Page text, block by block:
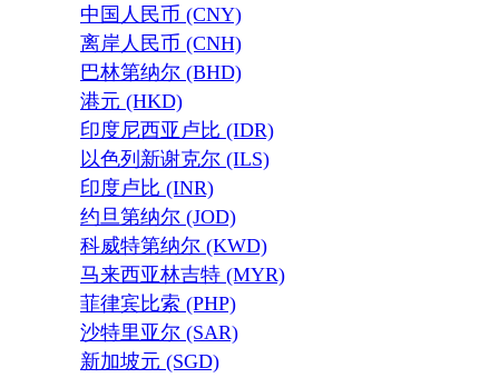
中国人民币 (CNY)
离岸人民币 (CNH)
巴林第纳尔 (BHD)
港元 (HKD)
印度尼西亚卢比 (IDR)
以色列新谢克尔 (ILS)
印度卢比 (INR)
约旦第纳尔 (JOD)
科威特第纳尔 (KWD)
马来西亚林吉特 (MYR)
菲律宾比索 (PHP)
沙特里亚尔 (SAR)
新加坡元 (SGD)